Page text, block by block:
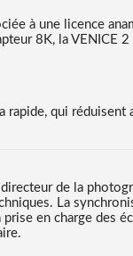
à une licence
8K, la VENICE
rapide, qui réduisent
de la
La
en charge des